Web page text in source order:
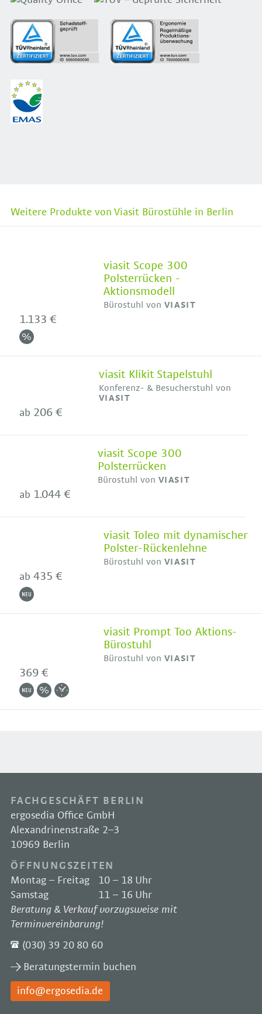
Weitere Produkte von Viasit Bürostühle in Berlin
viasit Scope 300
Polsterrücken -
Aktionsmodell
Bürostuhl von VIASIT
1.133 €
viasit Klikit Stapelstuhl
Konferenz- & Besucherstuhl von
VIASIT
ab 206 €
viasit Scope 300
Polsterrücken
Bürostuhl von VIASIT
ab 1.044 €
viasit Toleo mit dynamischer
Polster-Rückenlehne
Bürostuhl von VIASIT
ab 435 €
viasit Prompt Too Aktions-
Bürostuhl
Bürostuhl von VIASIT
369 €
FACHGESCHÄFT BERLIN
ergosedia Office GmbH
Alexandrinenstraße 2–3
10969 Berlin
ÖFFNUNGSZEITEN
Montag – Freitag
10 – 18 Uhr
Samstag
11 – 16 Uhr
Beratung & Verkauf vorzugsweise mit
Terminvereinbarung!
(030) 39 20 80 60
Beratungstermin buchen
info@ergosedia.de